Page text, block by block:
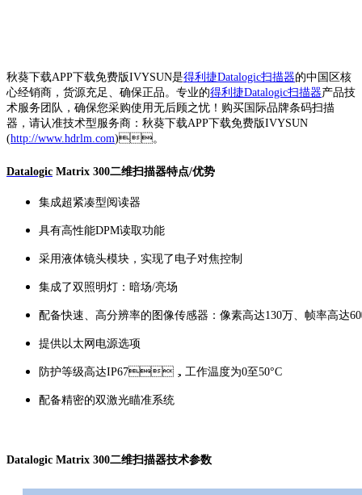
秋葵下载APP下载免费版IVYSUN是得利捷Datalogic扫描器的中国区核
心经销商，货源充足、确保正品。专业的得利捷Datalogic扫描器产品技
术服务团队，确保您采购使用无后顾之忧！购买国际品牌条码扫描
器，请认准技术型服务商：秋葵下载APP下载免费版IVYSUN
(http://www.hdrlm.com)。
Datalogic Matrix 300二维扫描器特点/优势
集成超紧凑型阅读器
具有高性能DPM读取功能
采用液体镜头模块，实现了电子对焦控制
集成了双照明灯：暗场/亮场
配备快速、高分辨率的图像传感器：像素高达130万、帧率高达
提供以太网电源选项
防护等级高达IP67，工作温度为0至50°C
配备精密的双激光瞄准系统
Datalogic Matrix 300二维扫描器技术参数